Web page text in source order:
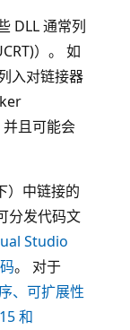
DLL 通常列
）。 如
入对链接器
且可能会
）中链接的
分发代码文
Studio
。 对于
、可扩展性
和